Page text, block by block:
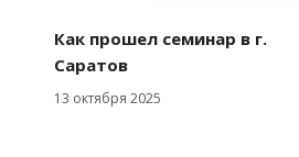
Как прошел семинар в г.
Саратов
13 октября 2025